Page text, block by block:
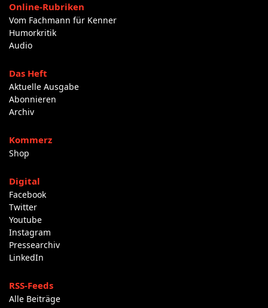
Online-Rubriken
Vom Fachmann für Kenner
Humorkritik
Audio
Das Heft
Aktuelle Ausgabe
Abonnieren
Archiv
Kommerz
Shop
Digital
Facebook
Twitter
Youtube
Instagram
Pressearchiv
LinkedIn
RSS-Feeds
Alle Beiträge